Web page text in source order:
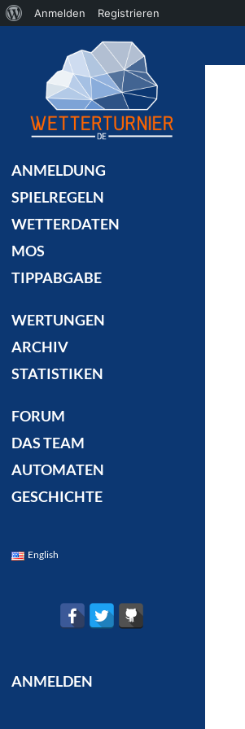
ANMELDUNG
SPIELREGELN
WETTERDATEN
MOS
TIPPABGABE
WERTUNGEN
ARCHIV
STATISTIKEN
FORUM
DAS TEAM
AUTOMATEN
GESCHICHTE
English
ANMELDEN
Über
Anmelden Registrieren